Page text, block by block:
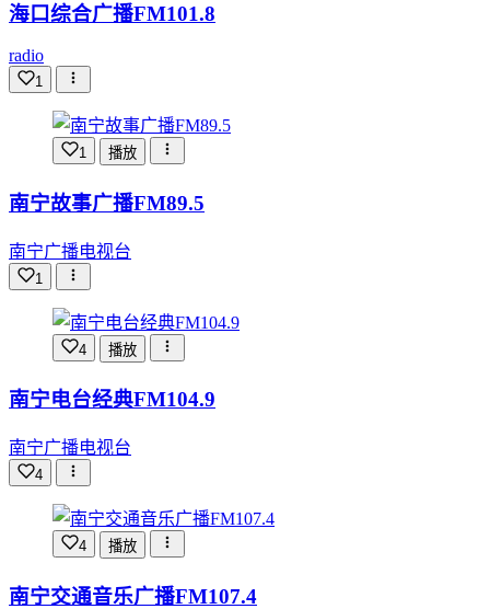
海口综合广播FM101.8
radio
1
1 播放
南宁故事广播FM89.5
南宁广播电视台
1
4 播放
南宁电台经典FM104.9
南宁广播电视台
4
4 播放
南宁交通音乐广播FM107.4